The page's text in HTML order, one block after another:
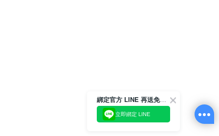
綁定官方 LINE 再送免運券 ✨
立即綁定 LINE